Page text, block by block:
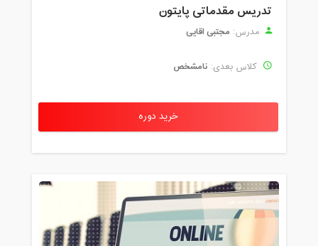
تدریس مقدماتی پایتون
مدرس: مجتبی اقایی
کلاس بعدی: نامشخص
خرید دوره